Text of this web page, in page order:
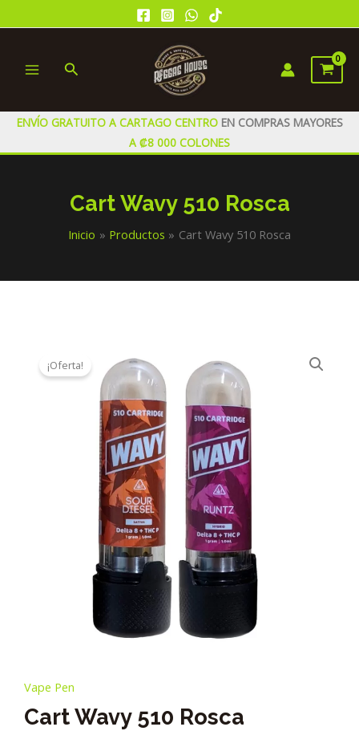
al
MENU
Buscar
ENVÍO GRATUITO A CARTAGO CENTRO EN COMPRAS MAYORES
A ₡8 000 COLONES
Cart Wavy 510 Rosca
Inicio Productos Cart Wavy 510 Rosca
¡Oferta!
Vape Pen
Cart Wavy 510 Rosca